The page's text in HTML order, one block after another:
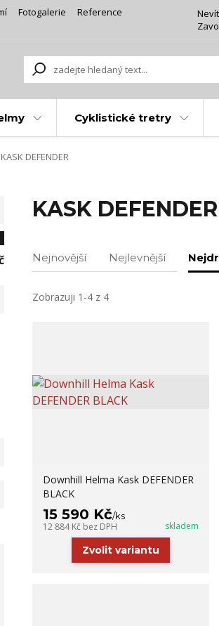
Fotogalerie Reference
Cyklistické tretry
KASK DEFENDER
KASK DEFENDER
Nejnovější Nejlevnější
Zobrazuji 1-4 z 4
Downhill Helma Kask DEFENDER
BLACK
15 590 Kč/ks
12 884 Kč bez DPH skladem
Zvolit variantu